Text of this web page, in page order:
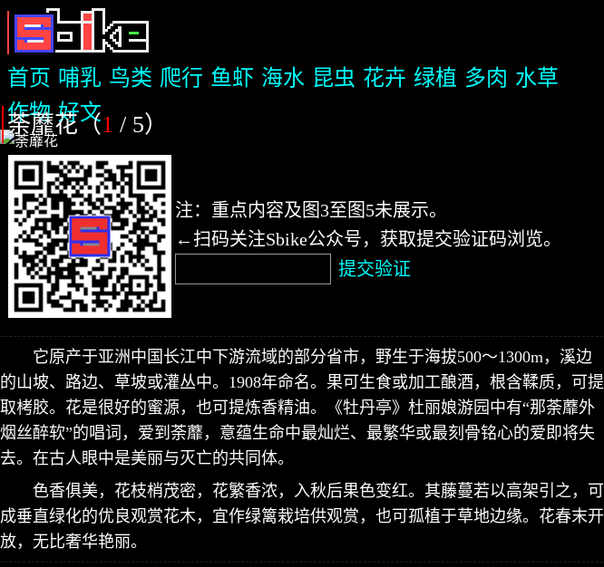
首页 哺乳 鸟类 爬行 鱼虾 海水 昆虫 花卉 绿植 多肉 水草
作物 好文
荼蘼花（1 / 5）
注：重点内容及图3至图5未展示。
←扫码关注Sbike公众号，获取提交验证码浏览。
提交验证
它原产于亚洲中国长江中下游流域的部分省市，野生于海拔500～1300m，溪边
的山坡、路边、草坡或灌丛中。1908年命名。果可生食或加工酿酒，根含鞣质，可提
取栲胶。花是很好的蜜源，也可提炼香精油。《牡丹亭》杜丽娘游园中有“那荼蘼外
烟丝醉软”的唱词，爱到荼蘼，意蕴生命中最灿烂、最繁华或最刻骨铭心的爱即将失
去。在古人眼中是美丽与灭亡的共同体。
色香俱美，花枝梢茂密，花繁香浓，入秋后果色变红。其藤蔓若以高架引之，可
成垂直绿化的优良观赏花木，宜作绿篱栽培供观赏，也可孤植于草地边缘。花春末开
放，无比奢华艳丽。